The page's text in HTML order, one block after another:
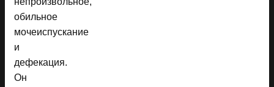
обильное
мочеиспускание
и
дефекация.
Он